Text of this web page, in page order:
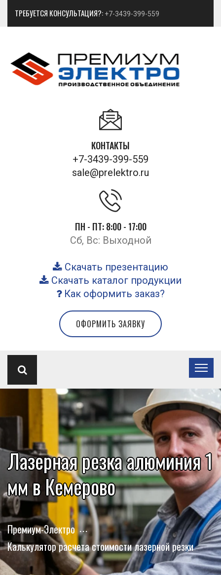
ТРЕБУЕТСЯ КОНСУЛЬТАЦИЯ?: +7-3439-399-559
КОНТАКТЫ
+7-3439-399-559
sale@prelektro.ru
ПН - ПТ: 8:00 - 17:00
Сб, Вс: Выходной
Скачать презентацию
Скачать каталог продукции
Как оформить заказ?
ОФОРМИТЬ ЗАЯВКУ
Лазерная резка алюминия 1
мм в Кемерово
Премиум-Электро
Калькулятор расчета стоимости лазерной резки